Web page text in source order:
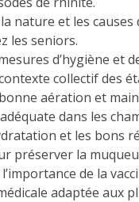
nature et les causes
les seniors.
d’hygiène et
collectif des
aération et
dans les
et les bons
préserver la
de la
adaptée aux